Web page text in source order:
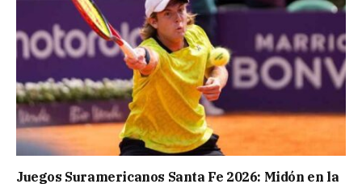
Juegos Suramericanos Santa Fe 2026: Midón en la